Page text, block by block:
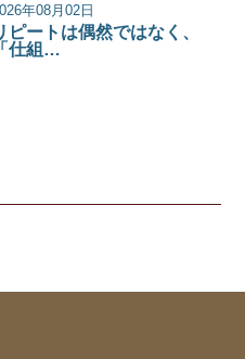
年08月02日
ピートは偶然ではなく、
「仕組…